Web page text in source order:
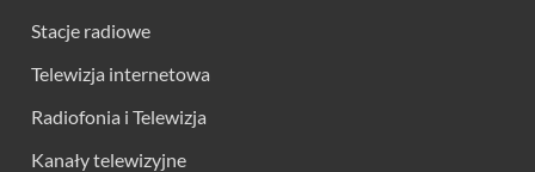
Stacje radiowe
Telewizja internetowa
Radiofonia i Telewizja
Kanały telewizyjne